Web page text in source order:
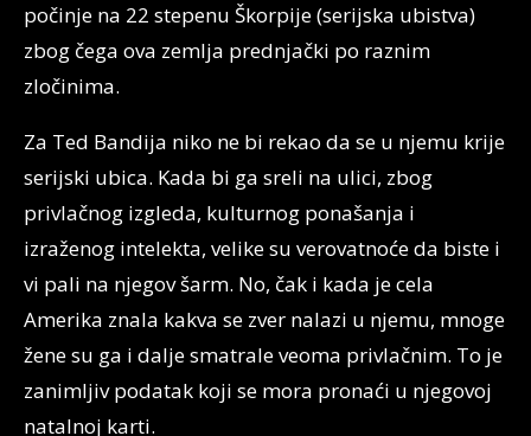
počinje na 22 stepenu Škorpije (serijska ubistva)
zbog čega ova zemlja prednjački po raznim
zločinima.
Za Ted Bandija niko ne bi rekao da se u njemu krije
serijski ubica. Kada bi ga sreli na ulici, zbog
privlačnog izgleda, kulturnog ponašanja i
izraženog intelekta, velike su verovatnoće da biste i
vi pali na njegov šarm. No, čak i kada je cela
Amerika znala kakva se zver nalazi u njemu, mnoge
žene su ga i dalje smatrale veoma privlačnim. To je
zanimljiv podatak koji se mora pronaći u njegovoj
natalnoj karti.